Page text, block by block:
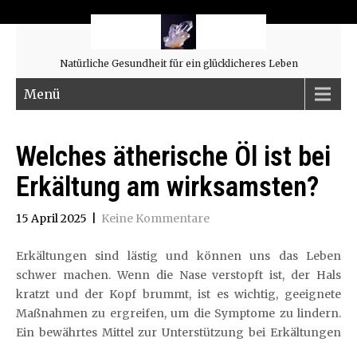
Natürliche Gesundheit für ein glücklicheres Leben
Menü
Welches ätherische Öl ist bei
Erkältung am wirksamsten?
15 April 2025 Keine Kommentare
Erkältungen sind lästig und können uns das Leben
schwer machen. Wenn die Nase verstopft ist, der Hals
kratzt und der Kopf brummt, ist es wichtig, geeignete
Maßnahmen zu ergreifen, um die Symptome zu lindern.
Ein bewährtes Mittel zur Unterstützung bei Erkältungen